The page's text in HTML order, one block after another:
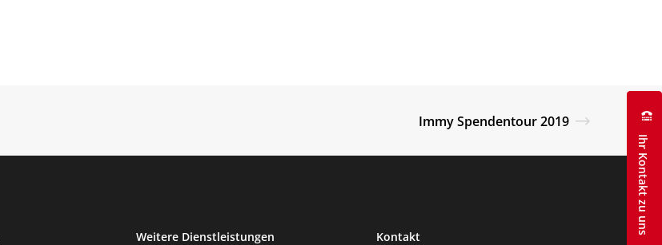
Ihr Kontakt zu uns
Immy Spendentour 2019
Ihr Kontakt zu uns
Weitere Dienstleistungen Kontakt